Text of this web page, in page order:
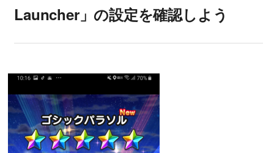
Launcher」の設定を確認しよう